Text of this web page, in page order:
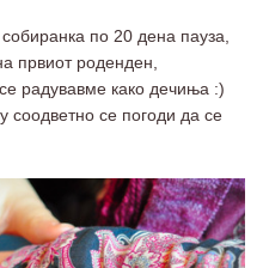
по 20 дена пауза,
првиот роденден,
радувавме како дечиња :)
соодветно се погоди да се